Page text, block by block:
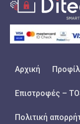
Αρχική Προφίλ
Επιστροφές –
Πολιτική